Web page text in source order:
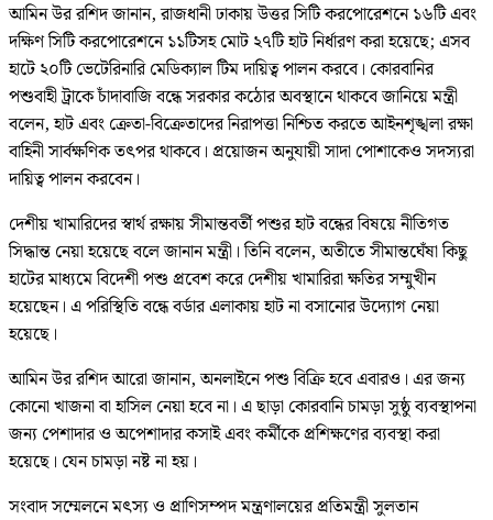
আমিন উর রশিদ জানান, রাজধানী ঢাকায় উত্তর সিটি করপোরেশনে ১৬টি এবং
দক্ষিণ সিটি করপোরেশনে ১১টিসহ মোট ২৭টি হাট নির্ধারণ করা হয়েছে; এসব
হাটে ২০টি ভেটেরিনারি মেডিক্যাল টিম দায়িত্ব পালন করবে। কোরবানির
পশুবাহী ট্রাকে চাঁদাবাজি বন্ধে সরকার কঠোর অবস্থানে থাকবে জানিয়ে মন্ত্রী
বলেন, হাট এবং ক্রেতা-বিক্রেতাদের নিরাপত্তা নিশ্চিত করতে আইনশৃঙ্খলা রক্ষা
বাহিনী সার্বক্ষণিক তৎপর থাকবে। প্রয়োজন অনুযায়ী সাদা পোশাকেও সদস্যরা
দায়িত্ব পালন করবেন।
দেশীয় খামারিদের স্বার্থ রক্ষায় সীমান্তবর্তী পশুর হাট বন্ধের বিষয়ে নীতিগত
সিদ্ধান্ত নেয়া হয়েছে বলে জানান মন্ত্রী। তিনি বলেন, অতীতে সীমান্তঘেঁষা কিছু
হাটের মাধ্যমে বিদেশী পশু প্রবেশ করে দেশীয় খামারিরা ক্ষতির সম্মুখীন
হয়েছেন। এ পরিস্থিতি বন্ধে বর্ডার এলাকায় হাট না বসানোর উদ্যোগ নেয়া
হয়েছে।
আমিন উর রশিদ আরো জানান, অনলাইনে পশু বিক্রি হবে এবারও। এর জন্য
কোনো খাজনা বা হাসিল নেয়া হবে না। এ ছাড়া কোরবানি চামড়া সুষ্ঠু ব্যবস্থাপনা
জন্য পেশাদার ও অপেশাদার কসাই এবং কর্মীকে প্রশিক্ষণের ব্যবস্থা করা
হয়েছে। যেন চামড়া নষ্ট না হয়।
সংবাদ সম্মেলনে মৎস্য ও প্রাণিসম্পদ মন্ত্রণালয়ের প্রতিমন্ত্রী সুলতান